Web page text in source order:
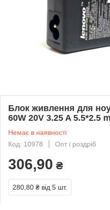
Блок живлення для
60W 20V 3.25 A 5.5*2.5
Немає в наявності
Код: 10978
Опт і роздріб
306,90 ₴
280,80 ₴ від 5 шт.